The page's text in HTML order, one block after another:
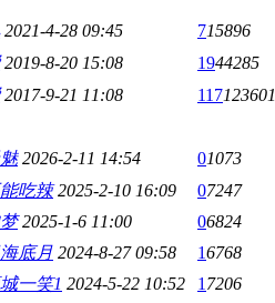
2021-4-28 09:45 715896
2019-8-20 15:08 1944285
2017-9-21 11:08 117123601
2026-2-11 14:54 01073
吃辣 2025-2-10 16:09 07247
2025-1-6 11:00 06824
底月 2024-8-27 09:58 16768
一笑1 2024-5-22 10:52 1 7206